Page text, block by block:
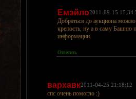
Емэйло2011-09-15
Добраться до аукциона
крепость, ну а в саму Башню
информации.
Ответить
вархавк2011-04-25 21:18:12
спс очень помогло :)